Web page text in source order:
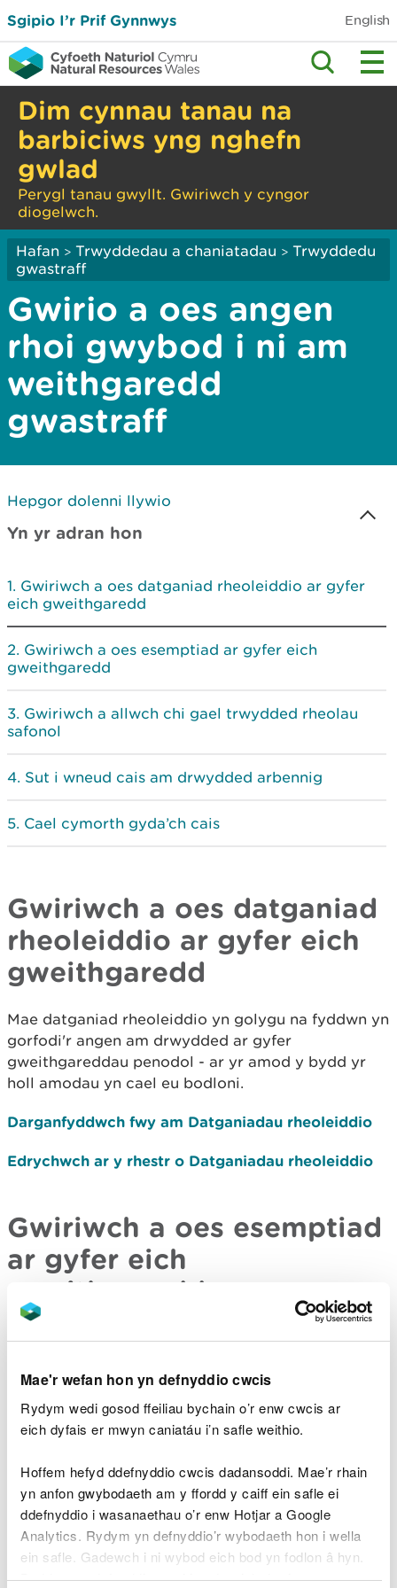
Mae'r wefan hon yn defnyddio cwcis
Rydym wedi gosod ffeiliau bychain o’r enw cwcis ar
eich dyfais er mwyn caniatáu i’n safle weithio.
Hoffem hefyd ddefnyddio cwcis dadansoddi. Mae’r rhain
yn anfon gwybodaeth am y ffordd y caiff ein safle ei
ddefnyddio i wasanaethau o’r enw Hotjar a Google
Analytics. Rydym yn defnyddio’r wybodaeth hon i wella
ein safle. Gadewch i ni wybod eich bod yn fodlon â hyn.
Byddwn yn defnyddio cwci i gadw eich dewis.
Sgipio I’r Prif Gynnwys English
Dim cynnau tanau na
barbiciws yng nghefn
gwlad
Perygl tanau gwyllt. Gwiriwch y cyngor
diogelwch.
Hafan > Trwyddedau a chaniatadau > Trwyddedu
gwastraff
Gwirio a oes angen
rhoi gwybod i ni am
weithgaredd
gwastraff
Hepgor dolenni llywio
Yn yr adran hon
Gwiriwch a oes datganiad rheoleiddio ar gyfer
eich gweithgaredd
Gwiriwch a oes esemptiad ar gyfer eich
gweithgaredd
Gwiriwch a allwch chi gael trwydded rheolau
safonol
Sut i wneud cais am drwydded arbennig
Cael cymorth gyda’ch cais
Gwiriwch a oes datganiad
rheoleiddio ar gyfer eich
gweithgaredd
Mae datganiad rheoleiddio yn golygu na fyddwn yn
gorfodi'r angen am drwydded ar gyfer
gweithgareddau penodol - ar yr amod y bydd yr
holl amodau yn cael eu bodloni.
Darganfyddwch fwy am Datganiadau rheoleiddio
Edrychwch ar y rhestr o Datganiadau rheoleiddio
Gwiriwch a oes esemptiad
ar gyfer eich
gweithgaredd
Eithriadau ar gyfer gweithgareddau nad oes angen
llawer o’r rhain gyda ni er mwyn i ni wybod
amdanyn nhw.
Mae’r rhan fwyaf o eithriadau i’w cael am ddim.
Dysgwch sut i wirio’r rhestr esemptiadau gwastraff
a sut i gofrestru esemptiad gyda ni.